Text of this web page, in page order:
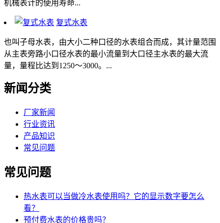
机械表计的使用寿命...
复式水表
也叫子母水表，由大小二种口径的水表组合而成，其计量范围
从主表旁路小口径水表的最小流量到大口径主水表的最大流
量，量程比达到1250～3000。...
新闻分类
厂家新闻
行业资讯
产品知识
常见问题
常见问题
热水表可以当做冷水表使用吗？它的显示数字要怎么
看？
预付费水表的价格贵吗？